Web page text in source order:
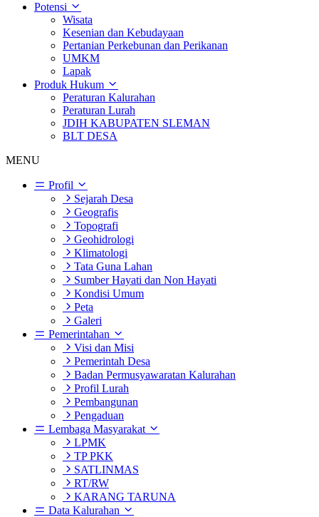
Potensi
Wisata
Kesenian dan Kebudayaan
Pertanian Perkebunan dan Perikanan
UMKM
Lapak
Produk Hukum
Peraturan Kalurahan
Peraturan Lurah
JDIH KABUPATEN SLEMAN
BLT DESA
MENU
Profil
Sejarah Desa
Geografis
Topografi
Geohidrologi
Klimatologi
Tata Guna Lahan
Sumber Hayati dan Non Hayati
Kondisi Umum
Peta
Galeri
Pemerintahan
Visi dan Misi
Pemerintah Desa
Badan Permusyawaratan Kalurahan
Profil Lurah
Pembangunan
Pengaduan
Lembaga Masyarakat
LPMK
TP PKK
SATLINMAS
RT/RW
KARANG TARUNA
Data Kalurahan